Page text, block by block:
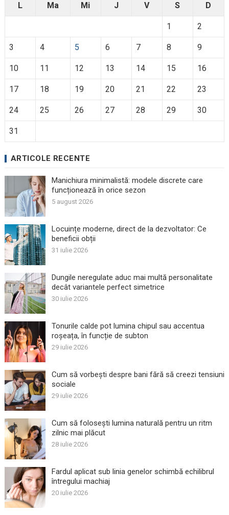
L Ma Mi J V S D
1 2
3 4 5 6 7 8 9
10 11 12 13 14 15 16
17 18 19 20 21 22 23
24 25 26 27 28 29 30
31
ARTICOLE RECENTE
Manichiura minimalistă: modele discrete care
funcționează în orice sezon
5 august 2026
Locuințe moderne, direct de la dezvoltator: Ce
beneficii obții
31 iulie 2026
Dungile neregulate aduc mai multă personalitate
decât variantele perfect simetrice
30 iulie 2026
Tonurile calde pot lumina chipul sau accentua
roșeața, în funcție de subton
29 iulie 2026
Cum să vorbești despre bani fără să creezi tensiuni
sociale
29 iulie 2026
Cum să folosești lumina naturală pentru un ritm
zilnic mai plăcut
28 iulie 2026
Fardul aplicat sub linia genelor schimbă echilibrul
întregului machiaj
20 iulie 2026